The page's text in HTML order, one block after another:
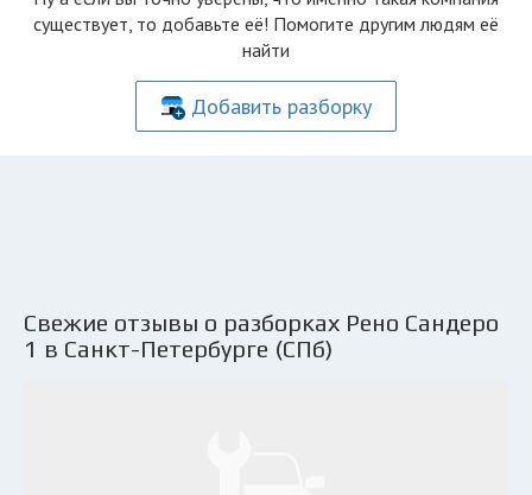
существует, то добавьте её! Помогите другим людям её
найти
Добавить разборку
Свежие отзывы о разборках Рено Сандеро
1 в Санкт-Петербурге (СПб)